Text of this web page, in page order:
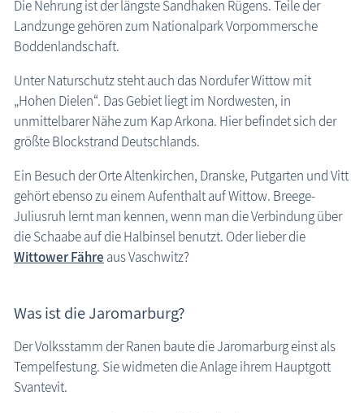
Karte Urlaubsorte
Freizeit
Wissenswertes
Veranstaltungen
Blog
Die Nehrung ist der längste Sandhaken Rügens. Teile der
Landzunge gehören zum Nationalpark Vorpommersche
Boddenlandschaft.
Unter Naturschutz steht auch das Nordufer Wittow mit
„Hohen Dielen“. Das Gebiet liegt im Nordwesten, in
unmittelbarer Nähe zum Kap Arkona. Hier befindet sich der
größte Blockstrand Deutschlands.
Ein Besuch der Orte Altenkirchen, Dranske, Putgarten und Vitt
gehört ebenso zu einem Aufenthalt auf Wittow. Breege-
Juliusruh lernt man kennen, wenn man die Verbindung über
die Schaabe auf die Halbinsel benutzt. Oder lieber die
Wittower Fähre aus Vaschwitz?
Was ist die Jaromarburg?
Der Volksstamm der Ranen baute die Jaromarburg einst als
Tempelfestung. Sie widmeten die Anlage ihrem Hauptgott
Svantevit.